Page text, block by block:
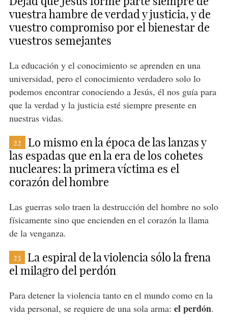
vuestra hambre de verdad y justicia, y de
vuestro compromiso por el bienestar de
vuestros semejantes
La educación y el conocimiento se aprenden en una
universidad, pero el conocimiento verdadero solo lo
podemos encontrar conociendo a Jesús, él nos guía para
que la verdad y la justicia esté siempre presente en
nuestras vidas.
22
Lo mismo en la época de las lanzas y
las espadas que en la era de los cohetes
nucleares: la primera víctima es el
corazón del hombre
Las guerras solo traen la destrucción del hombre no solo
físicamente sino que encienden en el corazón la llama
de la venganza.
23
La espiral de la violencia sólo la frena
el milagro del perdón
Para detener la violencia tanto en el mundo como en la
vida personal, se requiere de una sola arma: el perdón.